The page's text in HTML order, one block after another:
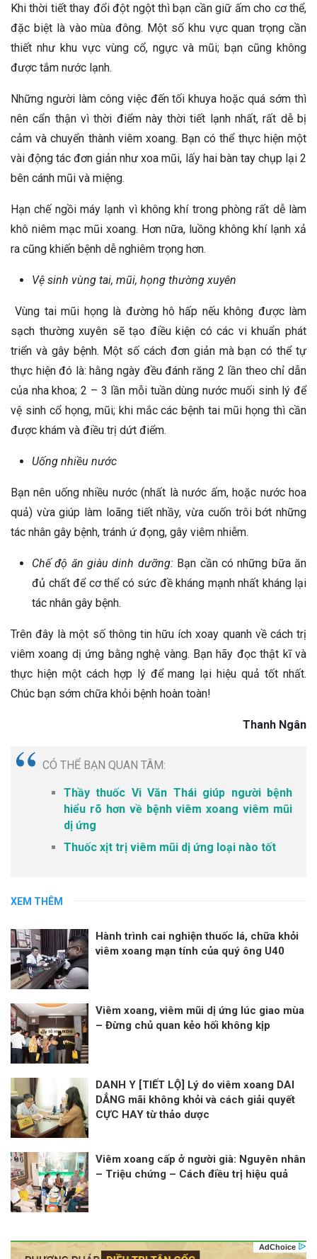
Khi thời tiết thay đổi đột ngột thì bạn cần giữ ấm cho cơ thể,
đặc biệt là vào mùa đông. Một số khu vực quan trọng cần
thiết như khu vực vùng cổ, ngực và mũi; bạn cũng không
được tắm nước lạnh.
Những người làm công việc đến tối khuya hoặc quá sớm thì
nên cẩn thận vì thời điểm này thời tiết lạnh nhất, rất dễ bị
cảm và chuyển thành viêm xoang. Bạn có thể thực hiện một
vài động tác đơn giản như xoa mũi, lấy hai bàn tay chụp lại 2
bên cánh mũi và miệng.
Hạn chế ngồi máy lạnh vì không khí trong phòng rất dễ làm
khô niêm mạc mũi xoang. Hơn nữa, luồng không khí lạnh xả
ra cũng khiến bệnh dễ nghiêm trọng hơn.
Vệ sinh vùng tai, mũi, họng thường xuyên
Vùng tai mũi họng là đường hô hấp nếu không được làm
sạch thường xuyên sẽ tạo điều kiện có các vi khuẩn phát
triển và gây bệnh. Một số cách đơn giản mà bạn có thể tự
thực hiện đó là: hằng ngày đều đánh răng 2 lần theo chỉ dẫn
của nha khoa; 2 – 3 lần mỗi tuần dùng nước muối sinh lý để
vệ sinh cổ họng, mũi; khi mắc các bệnh tai mũi họng thì cần
được khám và điều trị dứt điểm.
Uống nhiều nước
Bạn nên uống nhiều nước (nhất là nước ấm, hoặc nước hoa
quả) vừa giúp làm loãng tiết nhầy, vừa cuốn trôi bớt những
tác nhân gây bệnh, tránh ứ đọng, gây viêm nhiễm.
Chế độ ăn giàu dinh dưỡng:Bạn cần có những bữa ăn
đủ chất để cơ thể có sức đề kháng mạnh nhất kháng lại
tác nhân gây bệnh.
Trên đây là một số thông tin hữu ích xoay quanh về cách trị
viêm xoang dị ứng bằng nghệ vàng. Bạn hãy đọc thật kĩ và
thực hiện một cách hợp lý để mang lại hiệu quả tốt nhất.
Chúc bạn sớm chữa khỏi bệnh hoàn toàn!
Thanh Ngân
CÓ THỂ BẠN QUAN TÂM:
Thầy thuốc Vi Văn Thái giúp người bệnh
hiểu rõ hơn về bệnh viêm xoang viêm mũi
dị ứng
Thuốc xịt trị viêm mũi dị ứng loại nào tốt
XEM THÊM
Hành trình cai nghiện thuốc lá, chữa khỏi
viêm xoang mạn tính của quý ông U40
Viêm xoang, viêm mũi dị ứng lúc giao mùa
– Đừng chủ quan kẻo hối không kịp
DANH Y [TIẾT LỘ] Lý do viêm xoang DAI
DẲNG mãi không khỏi và cách giải quyết
CỰC HAY từ thảo dược
Viêm xoang cấp ở người già: Nguyên nhân
– Triệu chứng – Cách điều trị hiệu quả